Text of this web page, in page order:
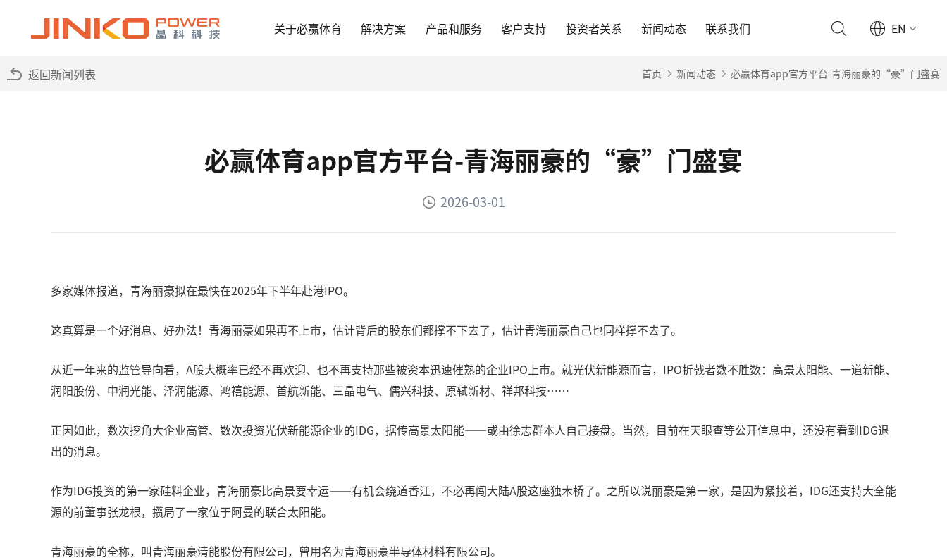
关于必赢体育 解决方案 产品和服务 客户支持 投资者关系 新闻动态 联系我们 EN
返回新闻列表 首页 新闻动态 必赢体育app官方平台-青海丽豪的“豪”门盛宴
必赢体育app官方平台-青海丽豪的“豪”门盛宴
2026-03-01
多家媒体报道，青海丽豪拟在最快在2025年下半年赴港IPO。
这真算是一个好消息、好办法！青海丽豪如果再不上市，估计背后的股东们都撑不下去了，估计青海丽豪自己也同样撑不去了。
从近一年来的监管导向看，A股大概率已经不再欢迎、也不再支持那些被资本迅速催熟的企业IPO上市。就光伏新能源而言，IPO折戟者数不胜数：高景太阳能、一道新能、
润阳股份、中润光能、泽润能源、鸿禧能源、首航新能、三晶电气、儒兴科技、原轼新材、祥邦科技……
正因如此，数次挖角大企业高管、数次投资光伏新能源企业的IDG，据传高景太阳能——或由徐志群本人自己接盘。当然，目前在天眼查等公开信息中，还没有看到IDG退
出的消息。
作为IDG投资的第一家硅料企业，青海丽豪比高景要幸运——有机会绕道香江，不必再闯大陆A股这座独木桥了。之所以说丽豪是第一家，是因为紧接着，IDG还支持大全能
源的前董事张龙根，攒局了一家位于阿曼的联合太阳能。
青海丽豪的全称，叫青海丽豪清能股份有限公司，曾用名为青海丽豪半导体材料有限公司。